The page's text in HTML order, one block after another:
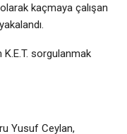
kaçmaya çalışan
sorgulanmak
Yusuf Ceylan,